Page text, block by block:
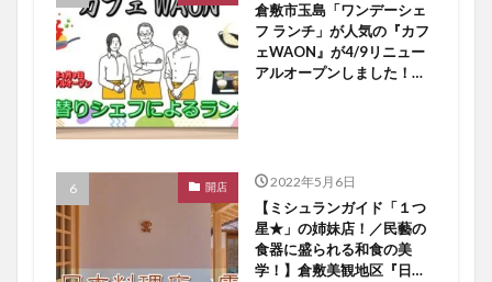
倉敷市玉島「ワンデーシェ
フ ランチ」が人気の『カフ
ェWAON』が4/9リニュー
アルオープンしました！
開店 2022年5月6日
【ミシュランガイド「１つ
星★」の姉妹店！／民藝の
食器に盛られる和食の美
学！】倉敷美観地区『日本